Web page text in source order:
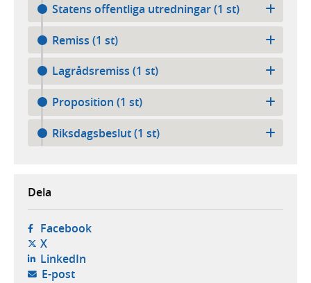
Statens offentliga utredningar (1 st)
Remiss (1 st)
Lagrådsremiss (1 st)
Proposition (1 st)
Riksdagsbeslut (1 st)
Dela
Facebook- öppnas i ny flik, extern webbplats,
X- öppnas i ny flik, extern webbplats,
LinkedIn- öppnas i ny flik, extern webbplats,
E-post- öppnar din e-postklient,